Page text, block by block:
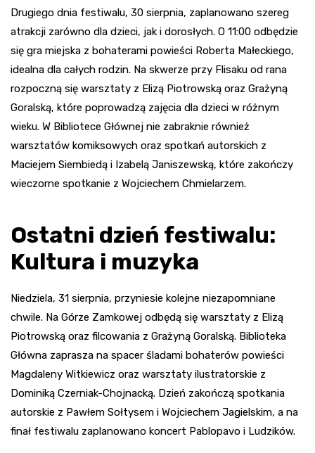
Drugiego dnia festiwalu, 30 sierpnia, zaplanowano szereg
atrakcji zarówno dla dzieci, jak i dorosłych. O 11:00 odbędzie
się gra miejska z bohaterami powieści Roberta Małeckiego,
idealna dla całych rodzin. Na skwerze przy Flisaku od rana
rozpoczną się warsztaty z Elizą Piotrowską oraz Grażyną
Goralską, które poprowadzą zajęcia dla dzieci w różnym
wieku. W Bibliotece Głównej nie zabraknie również
warsztatów komiksowych oraz spotkań autorskich z
Maciejem Siembiedą i Izabelą Janiszewską, które zakończy
wieczorne spotkanie z Wojciechem Chmielarzem.
Ostatni dzień festiwalu:
Kultura i muzyka
Niedziela, 31 sierpnia, przyniesie kolejne niezapomniane
chwile. Na Górze Zamkowej odbędą się warsztaty z Elizą
Piotrowską oraz filcowania z Grażyną Goralską. Biblioteka
Główna zaprasza na spacer śladami bohaterów powieści
Magdaleny Witkiewicz oraz warsztaty ilustratorskie z
Dominiką Czerniak-Chojnacką. Dzień zakończą spotkania
autorskie z Pawłem Sołtysem i Wojciechem Jagielskim, a na
finał festiwalu zaplanowano koncert Pablopavo i Ludzików.